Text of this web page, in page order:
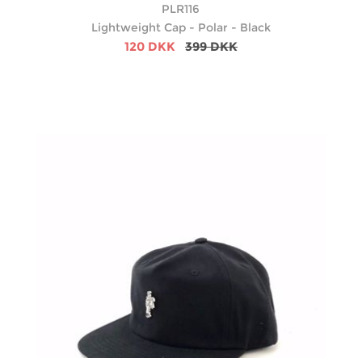
PLR116
Lightweight Cap - Polar - Black
120 DKK 399 DKK